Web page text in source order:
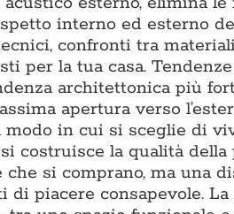
interno ed esterno
confronti tra
per la tua casa.
architettonica più
apertura verso
modo in cui si sceglie di
costruisce la qualità
che si comprano, ma una
piacere consapevole.